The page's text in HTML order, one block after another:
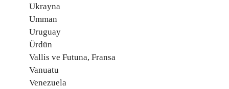
Ukrayna
Umman
Uruguay
Ürdün
Vallis ve Futuna, Fransa
Vanuatu
Venezuela